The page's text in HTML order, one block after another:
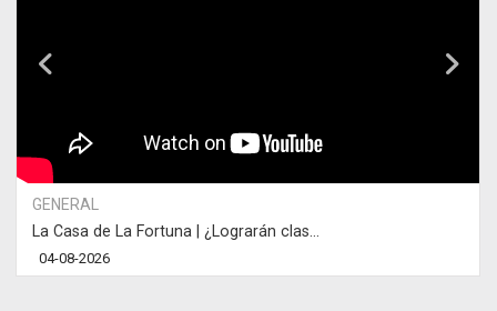
GENERAL
La Casa de La Fortuna | ¿Lograrán clas...
04-08-2026